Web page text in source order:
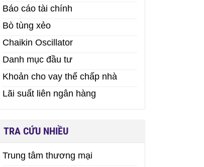
Báo cáo tài chính
Bò tùng xẻo
Chaikin Oscillator
Danh mục đầu tư
Khoản cho vay thế chấp nhà
Lãi suất liên ngân hàng
TRA CỨU NHIỀU
Trung tâm thương mại